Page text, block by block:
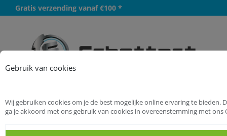
Gebruik van cookies
Wij gebruiken cookies om je de best mogelijke online ervaring te bieden.
ga je akkoord met ons gebruik van cookies in overeenstemming met ons
Gratis verzending vanaf €100 *
Startpagina
Bevestigingsmaterialen
Bouwverankering
Montagegereedschap